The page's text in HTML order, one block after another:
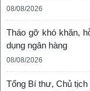
08/08/2026
Tháo gỡ khó khăn,
dụng ngân hàng
08/08/2026
Tổng Bí thư, Chủ